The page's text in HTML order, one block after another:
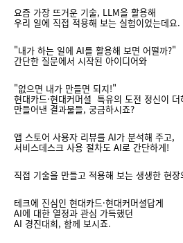
요즘 가장 뜨거운 기술, LLM을 활용해
우리 일에 직접 적용해 보는 실험이었는데요.
"내가 하는 일에 AI를 활용해 보면 어떨까?"
간단한 질문에서 시작된 아이디어와
"없으면 내가 만들면 되지!"
현대카드·현대커머셜 특유의 도전 정신이 더
만들어낸 결과물들, 궁금하시죠?
앱 스토어 사용자 리뷰를 AI가 분석해 주고,
서비스데스크 사용 절차도 AI로 간단하게!
직접 기술을 만들고 적용해 보는 생생한 현장
테크에 진심인 현대카드·현대커머셜답게
AI에 대한 열정과 관심 가득했던
AI 경진대회, 함께 보시죠.